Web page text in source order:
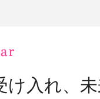
け入れ、